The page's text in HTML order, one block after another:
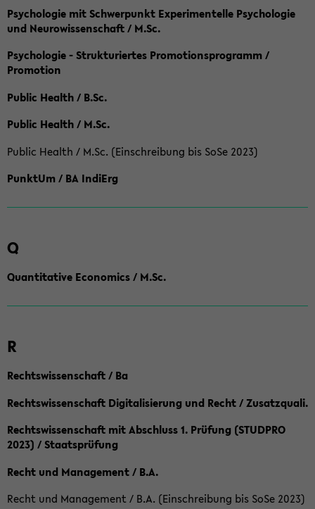
Psychologie mit Schwerpunkt Experimentelle Psychologie
und Neurowissenschaft / M.Sc.
Psychologie - Strukturiertes Promotionsprogramm /
Promotion
Public Health / B.Sc.
Public Health / M.Sc.
Public Health / M.Sc. (Einschreibung bis SoSe 2023)
PunktUm / BA IndiErg
Q
Quantitative Economics / M.Sc.
R
Rechtswissenschaft / Ba
Rechtswissenschaft Digitalisierung und Recht / Zusatzquali.
Rechtswissenschaft mit Abschluss 1. Prüfung (STUDPRO
2023) / Staatsprüfung
Recht und Management / B.A.
Recht und Management / B.A. (Einschreibung bis SoSe 2023)